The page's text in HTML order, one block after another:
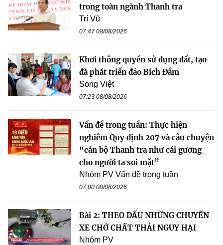
trong toàn ngành Thanh tra
Trí Vũ
07:47 08/08/2026
Khơi thông quyền sử dụng đất, tạo
đà phát triển đảo Bích Đầm
Song Việt
07:23 08/08/2026
Vấn đề trong tuần: Thực hiện
nghiêm Quy định 207 và câu chuyện
“cán bộ Thanh tra như cái gương
cho người ta soi mặt”
Nhóm PV Vấn đề trong tuần
07:00 08/08/2026
Bài 2: THEO DẤU NHỮNG CHUYẾN
XE CHỞ CHẤT THẢI NGUY HẠI
Nhóm PV